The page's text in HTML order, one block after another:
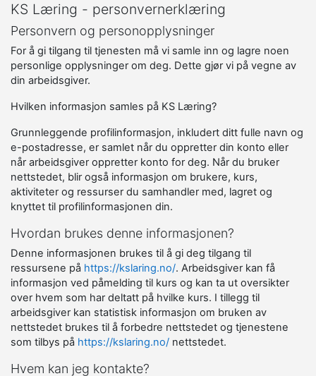
KS Læring - personvernerklæring
Personvern og personopplysninger
For å gi tilgang til tjenesten må vi samle inn og lagre noen
personlige opplysninger om deg. Dette gjør vi på vegne av
din arbeidsgiver.
Hvilken informasjon samles på KS Læring?
Grunnleggende profilinformasjon, inkludert ditt fulle navn og
e-postadresse, er samlet når du oppretter din konto eller
når arbeidsgiver oppretter konto for deg. Når du bruker
nettstedet, blir også informasjon om brukere, kurs,
aktiviteter og ressurser du samhandler med, lagret og
knyttet til profilinformasjonen din.
Hvordan brukes denne informasjonen?
Denne informasjonen brukes til å gi deg tilgang til
ressursene på https://kslaring.no/. Arbeidsgiver kan få
informasjon ved påmelding til kurs og kan ta ut oversikter
over hvem som har deltatt på hvilke kurs. I tillegg til
arbeidsgiver kan statistisk informasjon om bruken av
nettstedet brukes til å forbedre nettstedet og tjenestene
som tilbys på https://kslaring.no/ nettstedet.
Hvem kan jeg kontakte?